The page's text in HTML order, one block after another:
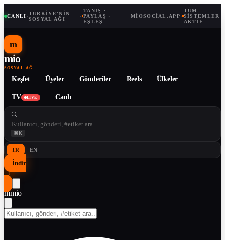
CANLI ·TÜRKIYE'NIN
SOSYAL AĞI
·
TANIŞ ·
PAYLAŞ ·
EŞLEŞ
MIOSOCIAL.APP·
TÜM
SISTEMLER
AKTIF
m
mio
SOSYAL AĞ
Keşfet Üyeler Gönderiler Reels Ülkeler
TV LIVE Canlı
⌘K
TR EN
İndir
↓
mmio